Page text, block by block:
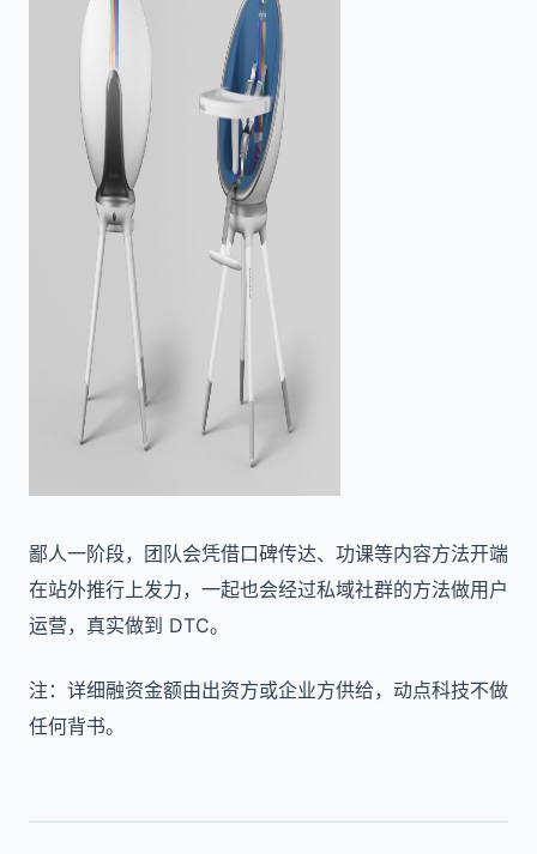
鄙人一阶段，团队会凭借口碑传达、功课等内容方法开端
在站外推行上发力，一起也会经过私域社群的方法做用户
运营，真实做到 DTC。
注：详细融资金额由出资方或企业方供给，动点科技不做
任何背书。